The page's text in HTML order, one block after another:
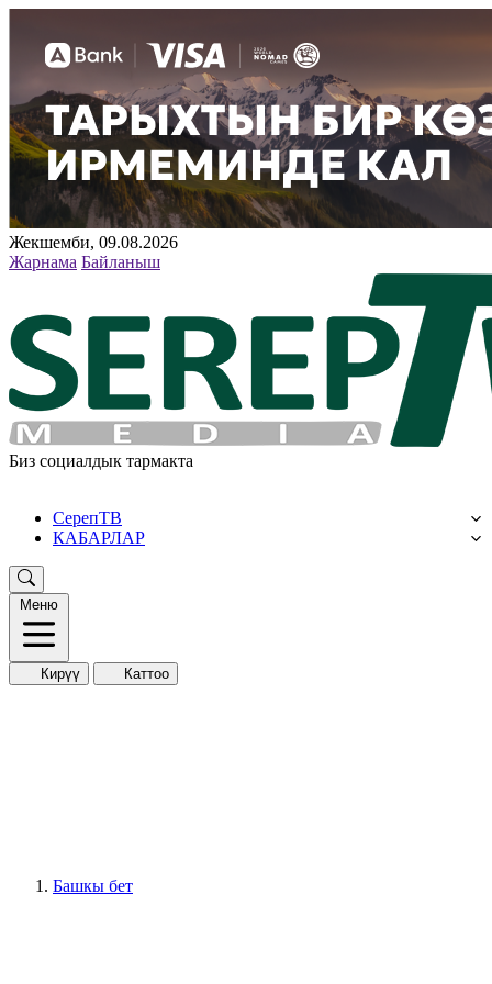
Жекшемби, 09.08.2026
Жарнама Байланыш
Биз социалдык тармакта
СерепТВ
КАБАРЛАР
Меню
Кирүү Каттоо
Башкы бет